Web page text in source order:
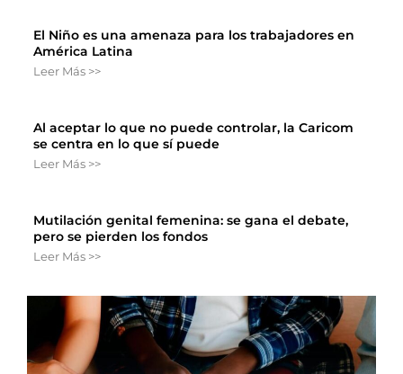
El Niño es una amenaza para los trabajadores en
América Latina
Leer Más >>
Al aceptar lo que no puede controlar, la Caricom
se centra en lo que sí puede
Leer Más >>
Mutilación genital femenina: se gana el debate,
pero se pierden los fondos
Leer Más >>